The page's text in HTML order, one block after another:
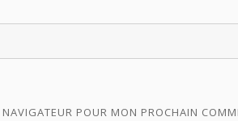
POUR MON PROCHAIN